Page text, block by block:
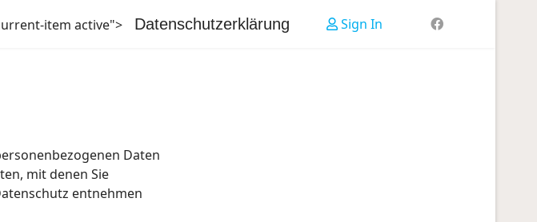
item active"> Datenschutzerklärung Sign In
Daten
mit denen Sie
entnehmen